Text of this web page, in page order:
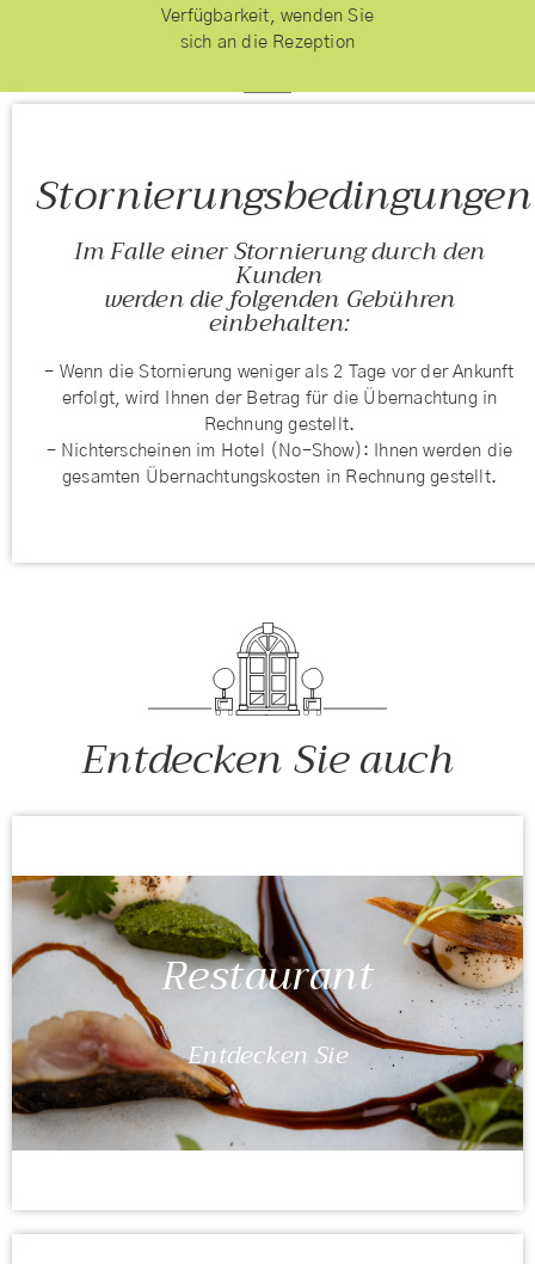
Verfügbarkeit, wenden Sie
sich an die Rezeption
Stornierungsbedingungen
Im Falle einer Stornierung durch den
Kunden
werden die folgenden Gebühren
einbehalten:
- Wenn die Stornierung weniger als 2 Tage vor der Ankunft
erfolgt, wird Ihnen der Betrag für die Übernachtung in
Rechnung gestellt.
- Nichterscheinen im Hotel (No-Show): Ihnen werden die
gesamten Übernachtungskosten in Rechnung gestellt.
Entdecken Sie auch
Restaurant
Entdecken Sie